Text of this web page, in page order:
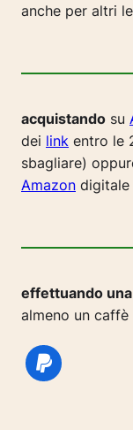
anche per altri
acquistando su
dei link entro le
sbagliare)
Amazon digitale
effettuando
almeno un